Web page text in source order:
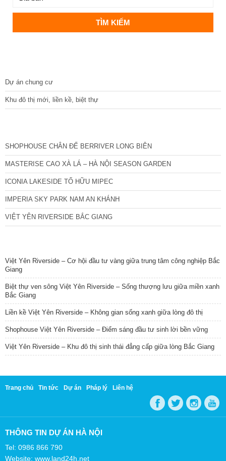
Dự án chung cư
Khu đô thị mới, liền kề, biệt thự
SHOPHOUSE CHÂN ĐẾ BERRIVER LONG BIÊN
MASTERISE CAO XÀ LÁ – HÀ NỘI SEASON GARDEN
ICONIA LAKESIDE TỐ HỮU MIPEC
IMPERIA SKY PARK NAM AN KHÁNH
VIỆT YÊN RIVERSIDE BẮC GIANG
Việt Yên Riverside – Cơ hội đầu tư vàng giữa trung tâm công nghiệp Bắc
Giang
Biệt thự ven sông Việt Yên Riverside – Sống thượng lưu giữa miền xanh
Bắc Giang
Liền kề Việt Yên Riverside – Không gian sống xanh giữa lòng đô thị
Shophouse Việt Yên Riverside – Điểm sáng đầu tư sinh lời bền vững
Việt Yên Riverside – Khu đô thị sinh thái đẳng cấp giữa lòng Bắc Giang
Trang chủ Tin tức Dự án Pháp lý Liên hệ
THÔNG TIN DỰ ÁN HÀ NỘI
Tel: 0986 866 790
Website: www.land24h.net